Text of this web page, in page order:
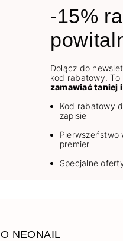
-15%
Dołącz do
kod rabatowy.
zamawiać taniej
Kod rabatowy
zapisie
premier
Specjalne
O NEONAIL